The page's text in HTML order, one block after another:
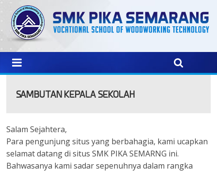
SAMBUTAN KEPALA SEKOLAH
Salam Sejahtera,
Para pengunjung situs yang berbahagia, kami ucapkan
selamat datang di situs SMK PIKA SEMARNG ini.
Bahwasanya kami sadar sepenuhnya dalam rangka